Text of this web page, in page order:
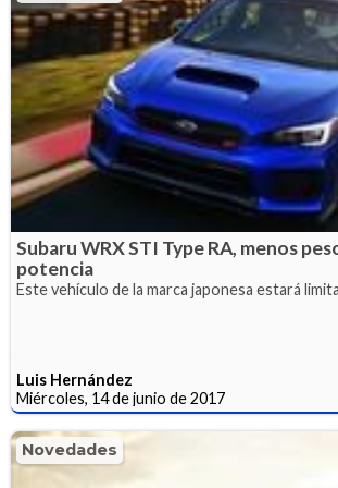
Subaru WRX STI Type RA, menos
potencia
Este vehículo de la marca japonesa estará
Luis Hernández
Miércoles, 14 de junio de 2017
Novedades